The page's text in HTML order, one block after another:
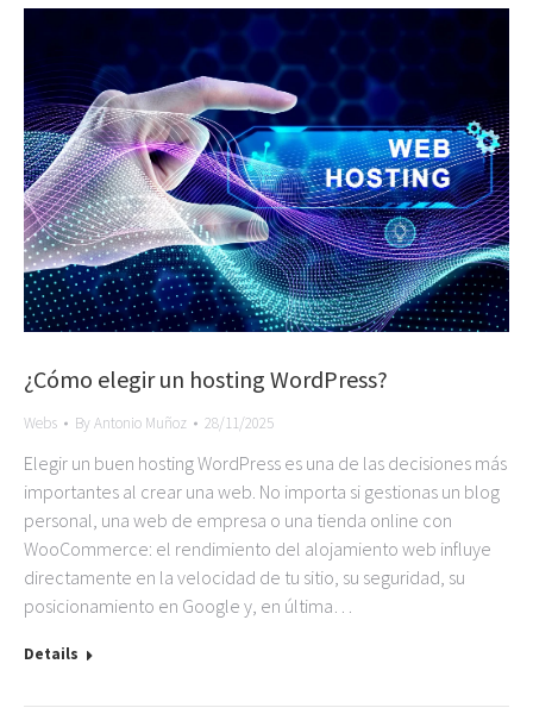
¿Cómo elegir un hosting WordPress?
Webs ByAntonio Muñoz 28/11/2025
Elegir un buen hosting WordPress es una de las decisiones más
importantes al crear una web. No importa si gestionas un blog
personal, una web de empresa o una tienda online con
WooCommerce: el rendimiento del alojamiento web influye
directamente en la velocidad de tu sitio, su seguridad, su
posicionamiento en Google y, en última…
Details